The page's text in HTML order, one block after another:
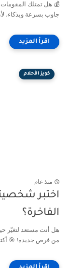
💰 هل تمتلك
جاوب بسرعة وبذكاء،
كويز الأحلام
منذ عام
اختبر
الفاخرة؟
هل أنت مستعد لتغيّر
من فرص جديدة! 🎯 أكتر من 70% من